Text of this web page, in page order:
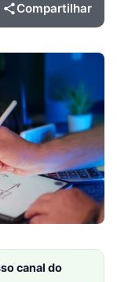
Compartilhar
canal do